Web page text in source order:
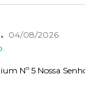
04/08/2026
Nº 5 Nossa